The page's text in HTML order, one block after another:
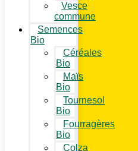
Vesce
commune
Semences
Bio
Céréales
Bio
Maïs
Bio
Tournesol
Bio
Fourragères
Bio
Colza